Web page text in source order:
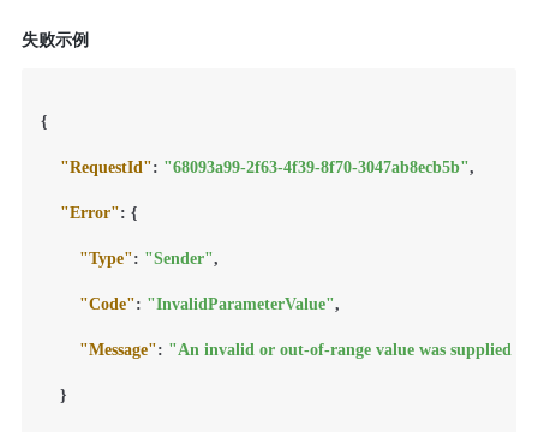
失败示例
{
"RequestId": "68093a99-2f63-4f39-8f70-3047ab8ecb5b",
"Error": {
"Type": "Sender",
"Code": "InvalidParameterValue",
"Message": "An invalid or out-of-range value was supplied
}